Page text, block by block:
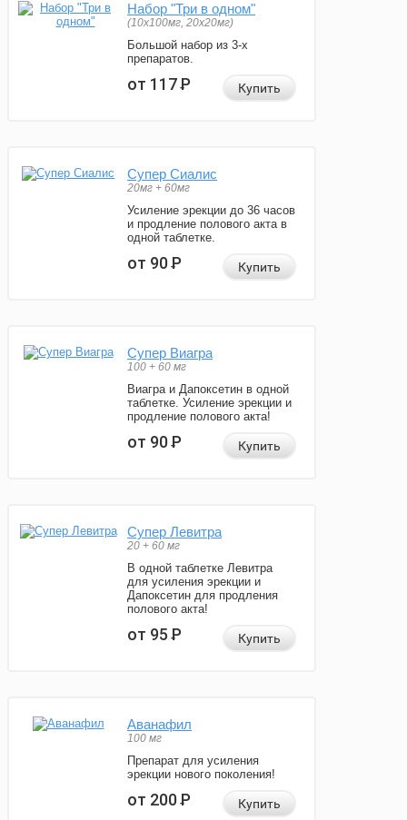
Набор "Три в одном"
(10x100мг, 20x20мг)
Большой набор из 3-х
препаратов.
от 117Р Купить
Супер Сиалис
20мг + 60мг
Усиление эрекции до 36 часов
и продление полового акта в
одной таблетке.
от 90Р Купить
Супер Виагра
100 + 60 мг
Виагра и Дапоксетин в одной
таблетке. Усиление эрекции и
продление полового акта!
от 90Р Купить
Супер Левитра
20 + 60 мг
В одной таблетке Левитра
для усиления эрекции и
Дапоксетин для продления
полового акта!
от 95Р Купить
Аванафил
100 мг
Препарат для усиления
эрекции нового поколения!
от 200Р Купить